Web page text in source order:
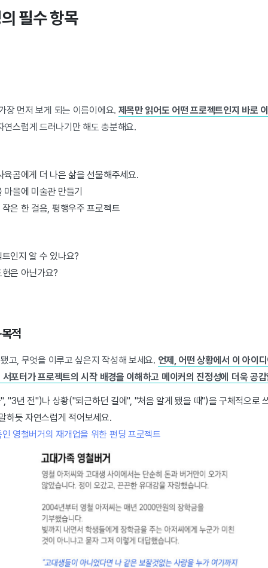
필수 항목
장 먼저 보게 되는 이름이에요. 제목만 읽어도 어떤 프로젝트인지 바로
연스럽게 드러나기만 해도 충분해요.
육곰에게 더 나은 삶을 선물해주세요.
을에 미술관 만들기
은 한 걸음, 평행우주 프로젝트
인지 알 수 있나요?
은 아닌가요?
적
고, 무엇을 이루고 싶은지 작성해 보세요. 언제, 어떤 상황에서 이 아이
포터가 프로젝트의 시작 배경을 이해하고 메이커의 진정성에 더욱 공
"3년 전")나 상황("퇴근하던 길에", "처음 알게 됐을 때")을 구체적으로
하듯 자연스럽게 적어보세요.
영철버거의 재개업을 위한 펀딩 프로젝트